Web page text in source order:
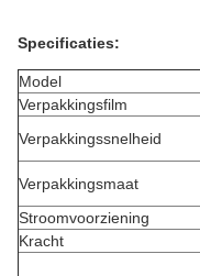
Specificaties:
Model
Verpakkingsfilm
Verpakkingssnelheid
Verpakkingsmaat
Stroomvoorziening
Kracht